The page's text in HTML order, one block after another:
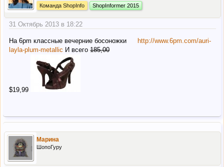
Команда ShopInfo
ShopInformer 2015
31 Октябрь 2013 в 18:22
На 6рm классные вечерние босоножки
http://www.6pm.com/auri-
layla-plum-metallic И всего 185,00
$19,99
Марина
ШопоГуру